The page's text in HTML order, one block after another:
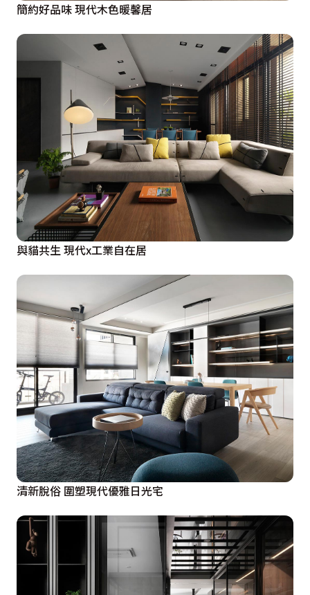
簡約好品味 現代木色暖馨居
與貓共生 現代x工業自在居
清新脫俗 圍塑現代優雅日光宅